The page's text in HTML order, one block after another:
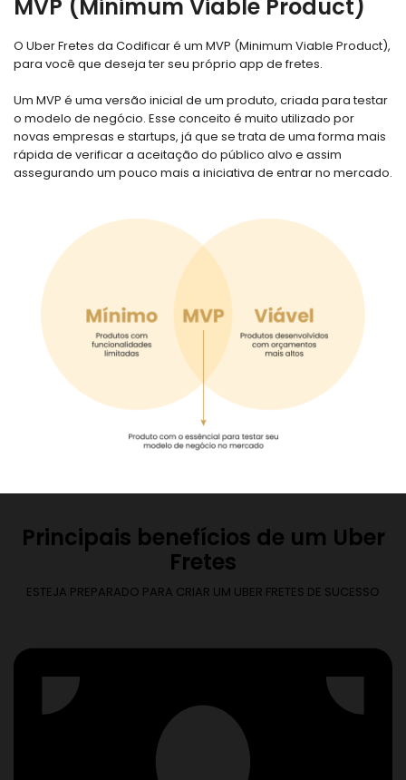
MVP (Minimum Viable Product)
O Uber Fretes da Codificar é um MVP (Minimum Viable Product),
para você que deseja ter seu próprio app de fretes.
Um MVP é uma versão inicial de um produto, criada para testar
o modelo de negócio. Esse conceito é muito utilizado por
novas empresas e startups, já que se trata de uma forma mais
rápida de verificar a aceitação do público alvo e assim
assegurando um pouco mais a iniciativa de entrar no mercado.
Principais benefícios de um Uber
Fretes
ESTEJA PREPARADO PARA CRIAR UM UBER FRETES DE SUCESSO